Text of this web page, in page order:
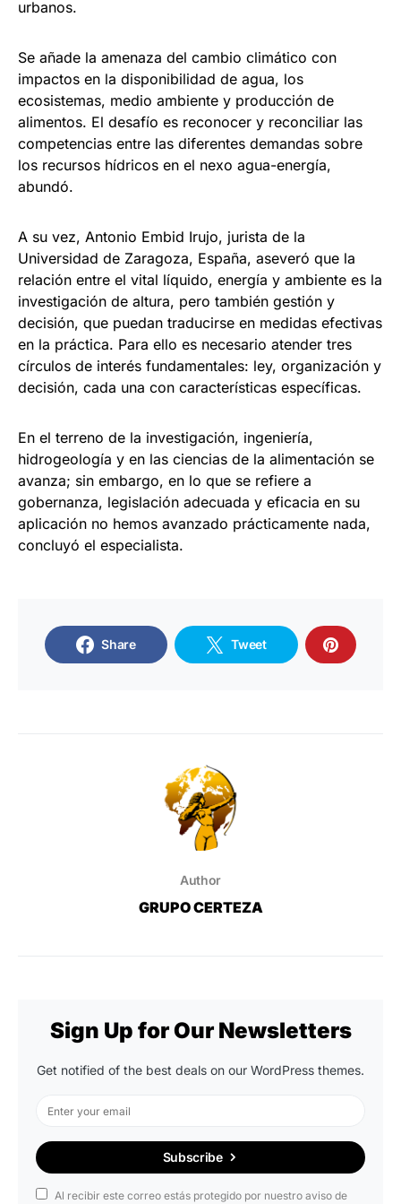
urbanos.
Se añade la amenaza del cambio climático con
impactos en la disponibilidad de agua, los
ecosistemas, medio ambiente y producción de
alimentos. El desafío es reconocer y reconciliar las
competencias entre las diferentes demandas sobre
los recursos hídricos en el nexo agua-energía,
abundó.
A su vez, Antonio Embid Irujo, jurista de la
Universidad de Zaragoza, España, aseveró que la
relación entre el vital líquido, energía y ambiente es la
investigación de altura, pero también gestión y
decisión, que puedan traducirse en medidas efectivas
en la práctica. Para ello es necesario atender tres
círculos de interés fundamentales: ley, organización y
decisión, cada una con características específicas.
En el terreno de la investigación, ingeniería,
hidrogeología y en las ciencias de la alimentación se
avanza; sin embargo, en lo que se refiere a
gobernanza, legislación adecuada y eficacia en su
aplicación no hemos avanzado prácticamente nada,
concluyó el especialista.
Share Tweet
Author
GRUPO CERTEZA
Sign Up for Our Newsletters
Get notified of the best deals on our WordPress themes.
Subscribe
Al recibir este correo estás protegido por nuestro aviso de